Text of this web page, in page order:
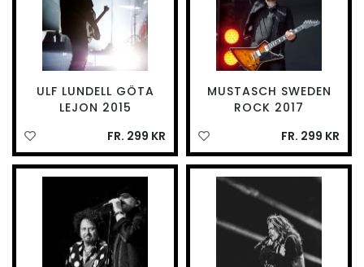
ULF LUNDELL GÖTA
LEJON 2015
FR. 299 KR
MUSTASCH SWEDEN
ROCK 2017
FR. 299 KR